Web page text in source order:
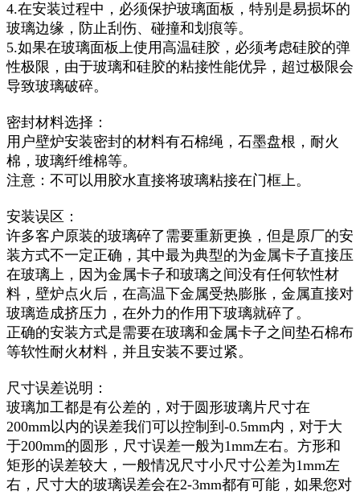
4.在安装过程中，必须保护玻璃面板，特别是易损坏的
玻璃边缘，防止刮伤、碰撞和划痕等。
5.如果在玻璃面板上使用高温硅胶，必须考虑硅胶的弹
性极限，由于玻璃和硅胶的粘接性能优异，超过极限会
导致玻璃破碎。
密封材料选择：
用户壁炉安装密封的材料有石棉绳，石墨盘根，耐火
棉，玻璃纤维棉等。
注意：不可以用胶水直接将玻璃粘接在门框上。
安装误区：
许多客户原装的玻璃碎了需要重新更换，但是原厂的安
装方式不一定正确，其中最为典型的为金属卡子直接压
在玻璃上，因为金属卡子和玻璃之间没有任何软性材
料，壁炉点火后，在高温下金属受热膨胀，金属直接对
玻璃造成挤压力，在外力的作用下玻璃就碎了。
正确的安装方式是需要在玻璃和金属卡子之间垫石棉布
等软性耐火材料，并且安装不要过紧。
尺寸误差说明：
玻璃加工都是有公差的，对于圆形玻璃片尺寸在
200mm以内的误差我们可以控制到-0.5mm内，对于大
于200mm的圆形，尺寸误差一般为1mm左右。方形和
矩形的误差较大，一般情况尺寸小尺寸公差为1mm左
右，尺寸大的玻璃误差会在2-3mm都有可能，如果您对